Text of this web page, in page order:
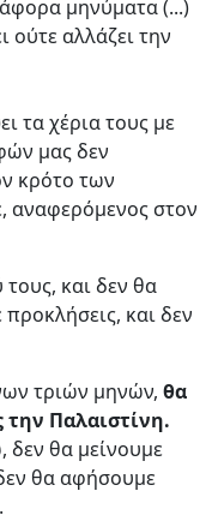
μηνύματα (...)
ούτε αλλάζει την
τα χέρια τους με
μας δεν
κρότο των
αναφερόμενος στον
και δεν θα
και δεν
τριών μηνών, θα
Παλαιστίνη.
δεν θα μείνουμε
θα αφήσουμε